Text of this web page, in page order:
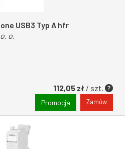
USB3 Typ A hfr
o.
112,05 zł / szt.
Promocja Zamów